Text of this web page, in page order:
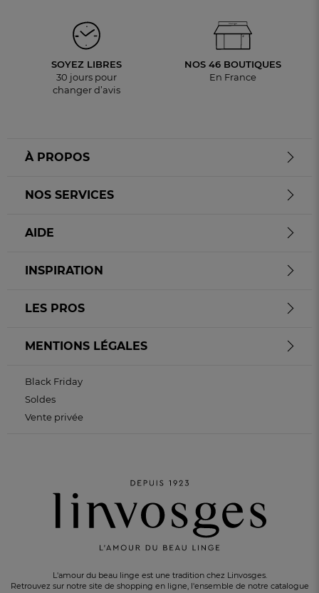
SOYEZ LIBRES
30 jours pour
changer d’avis
NOS 46 BOUTIQUES
En France
L'amour du beau linge est une tradition chez Linvosges.
Retrouvez sur notre site de shopping en ligne, l'ensemble de notre catalogue
À PROPOS
NOS SERVICES
AIDE
INSPIRATION
LES PROS
MENTIONS LÉGALES
Black Friday
Soldes
Vente privée